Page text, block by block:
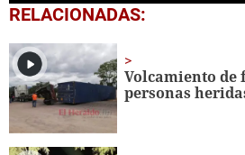
0
seconds
27
seconds
RELACIONADAS:
Volcamiento de
personas